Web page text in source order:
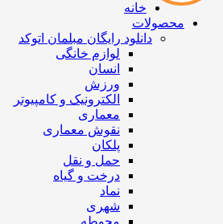
خانه
محصولات
دانلود رایگان مبلمان اتوکد
لوازم خانگی
انسان
ورزش
الکترونیک و کامپیوتر
معماری
نقوش معماری
پلکان
حمل و نقل
درخت و گیاه
نماد
شهری